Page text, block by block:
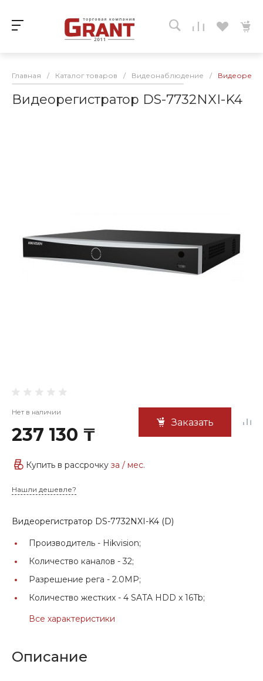
Главная / Каталог товаров / Видеонаблюдение /
Видеорегистратор DS-7732NXI-K4
Нет в наличии
237 130 ₸
Заказать
Купить в рассрочку за / мес.
Нашли дешевле?
Видеорегистратор DS-7732NXI-K4 (D)
Производитель - Hikvision;
Количество каналов - 32;
Разрешение рега - 2.0MP;
Количество жестких - 4 SATA HDD x 16Tb;
Все характеристики
Описание